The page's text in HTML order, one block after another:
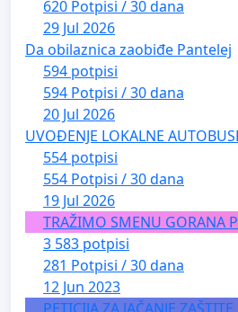
620 Potpisi / 30 dana
29 Jul 2026
Da obilaznica zaobiđe Pantelej
594 potpisi
594 Potpisi / 30 dana
20 Jul 2026
UVOĐENJE LOKALNE
554 potpisi
554 Potpisi / 30 dana
19 Jul 2026
TRAŽIMO SMENU GORANA
3 583 potpisi
281 Potpisi / 30 dana
12 Jun 2023
PETICIJA ZA JAČANJE